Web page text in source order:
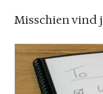
Misschien vind